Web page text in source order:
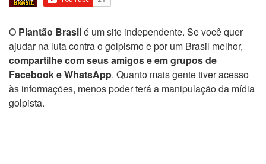
O Plantão Brasilé um site independente. Se você quer
ajudar na luta contra o golpismo e por um Brasil melhor,
compartilhe com seus amigos e em grupos de
Facebook e WhatsApp. Quanto mais gente tiver acesso
às informações, menos poder terá a manipulação da mídia
golpista.